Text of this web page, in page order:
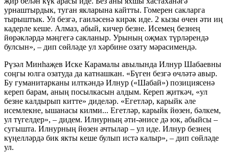
урнаштырдык, туган якларына кайтты. Гомерен сакларга
тырыштык. Ул безгә, гаиләсенә кирәк иде. 2 кызы өчен әти иң
кадерле кеше. Алмаз, абый, кичер безне. Исемең безнең
йөрәкләрдә мәңгегә сакланыр. Урының оҗмах түрләрендә
булсын», – дип сөйләде ул хәрбине озату мәрасимендә.
Рүзәл Минһаҗев Иске Карамалы авылында Илнур Шабаевны
соңгы юлга озатуда да катнашкан. «Бүген безгә өчләтә авыр.
Бу гуманитарканы илткәндә Илнур («Шабай») позициясенә
кереп барам, аның посылкасын алдым. Кереп җиткәч, «ул
безне калдырып китте» диделәр. «Егетләр, карыйк әле
исемлекне, ышанасы килми... Егетләр, карыйк йөзен, бәлкем,
ул түгелдер», – дидем. Илнурның әти-әнисе дә юк, абыйсы –
сугышта. Илнурның йөзен ачтылар – ул иде. Илнур безнең
күңелләрдә бик якты кеше булып истә калыр», – дип сөйләде
ул.